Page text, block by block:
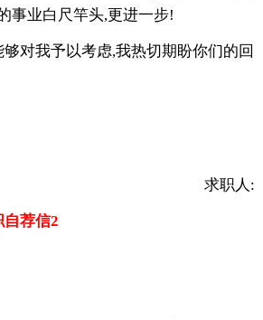
事业白尺竿头,更进一步!
对我予以考虑,我热切期盼你们的回
求职人:
自荐信2